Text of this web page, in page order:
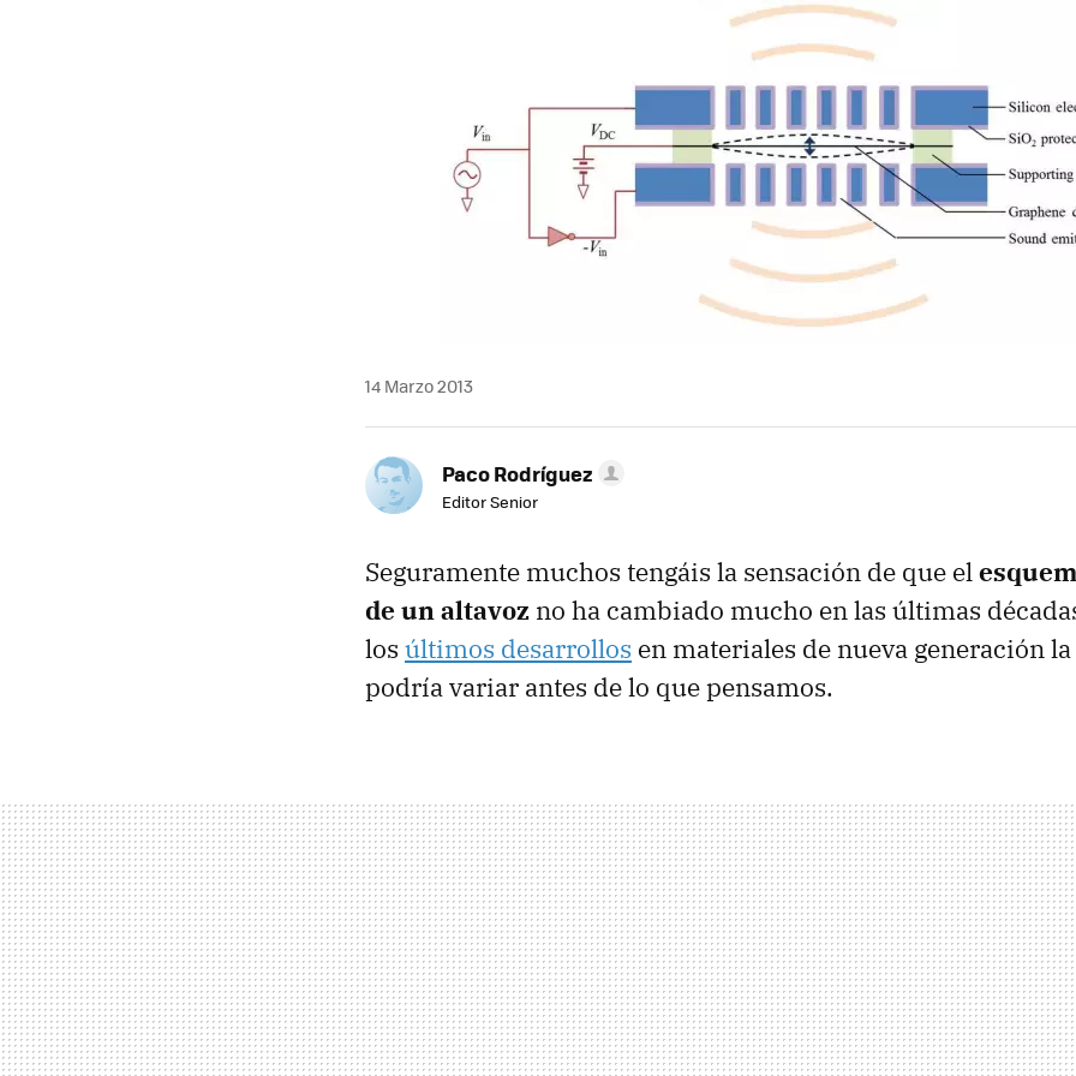
14 Marzo 2013
Paco Rodríguez
Editor Senior
Seguramente muchos tengáis la sensación de que el
de un altavoz no ha cambiado mucho en las últimas
los últimos desarrollos en materiales de nueva generación
podría variar antes de lo que pensamos.